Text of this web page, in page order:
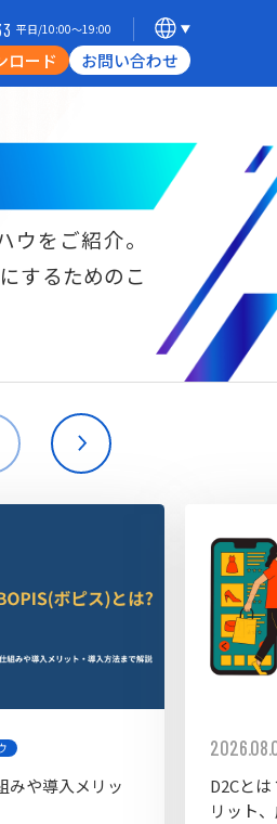
平日/10:00〜19:00
ロード お問い合わせ
海外進出・現地ECサイト構築
ウをご紹介。
するためのこ
みや導入メリッ
D2Cと
リット